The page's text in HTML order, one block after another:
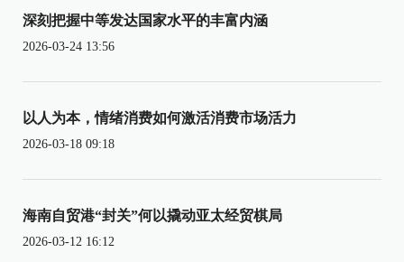
深刻把握中等发达国家水平的丰富内涵
2026-03-24 13:56
以人为本，情绪消费如何激活消费市场活力
2026-03-18 09:18
海南自贸港“封关”何以撬动亚太经贸棋局
2026-03-12 16:12